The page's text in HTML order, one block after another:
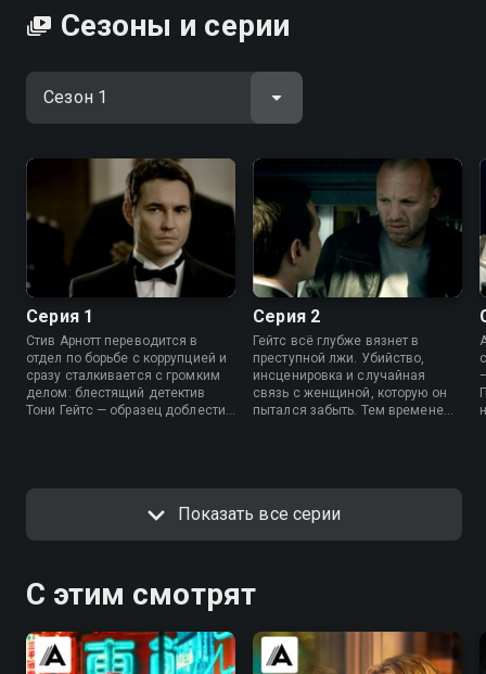
Сезоны и серии
Серия 1
Стив Арнотт переводится в
отдел по борьбе с коррупцией и
сразу сталкивается с громким
делом: блестящий детектив
Тони Гейтс — образец доблести
Серия 2
Гейтс всё глубже вязнет в
преступной лжи. Убийство,
инсценировка и случайная
связь с женщиной, которую он
пытался забыть. Тем временем
Показать все серии
С этим смотрят